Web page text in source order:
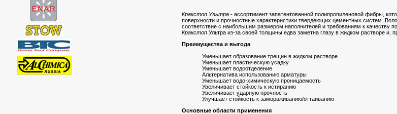
Кракстоп Ультра - ассортимент запатентованной полипропиленовой фибры,
поверхности и прочностные характеристики твердеющих цементных систем.
соответствие с наибольшим размером наполнителей и требованиям к качеству
Кракстоп Ультра из-за своей толщины едва заметна глазу в жидком растворе и,
Преимущества и выгода
Уменьшает образование трещин в жидком растворе
Уменьшает пластическую усадку
Уменьшает водоотделение
Альтернатива использованию арматуры
Уменьшает водо-химическую проницаемость
Увеличивает стойкость к истиранию
Увеличивает ударную прочность
Улучшает стойкость к замораживанию/оттаиванию
Основные области применения